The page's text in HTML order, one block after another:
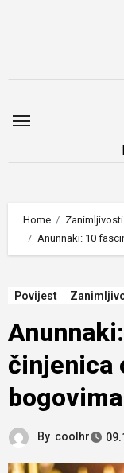
Home
Zanimljivosti
Anunnaki: 10
Povijest
činjenica
bogovima
By coolhr